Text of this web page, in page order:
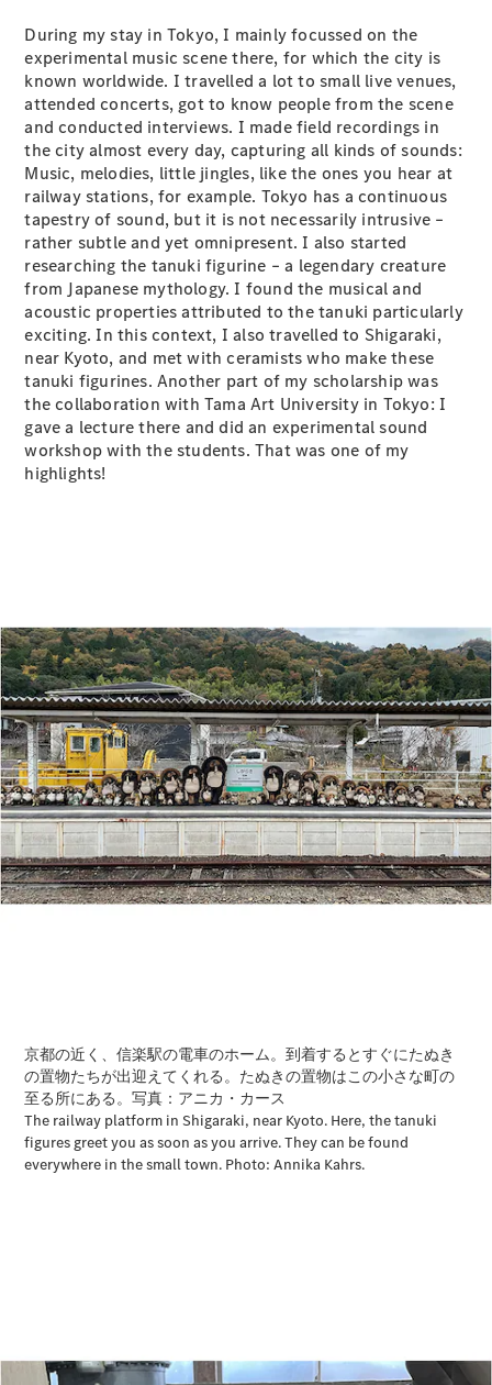
試乗リクエ
スト
オンライン
ショールー
ム
Stationwagon
All
Stationwagon
CLA
Shooting
Brake
New電気
CLA
Shooting
Brake
New
Stationwagon
E-Class All-
Terrain
試乗リクエ
スト
オンライン
ショールー
ム
Compact
B-Class
試乗リクエ
スト
オンライン
During my stay in Tokyo, I mainly focussed on the
experimental music scene there, for which the city is
known worldwide. I travelled a lot to small live venues,
attended concerts, got to know people from the scene
and conducted interviews. I made field recordings in
the city almost every day, capturing all kinds of sounds:
Music, melodies, little jingles, like the ones you hear at
railway stations, for example. Tokyo has a continuous
tapestry of sound, but it is not necessarily intrusive –
rather subtle and yet omnipresent. I also started
researching the tanuki figurine – a legendary creature
from Japanese mythology. I found the musical and
acoustic properties attributed to the tanuki particularly
exciting. In this context, I also travelled to Shigaraki,
near Kyoto, and met with ceramists who make these
tanuki figurines. Another part of my scholarship was
the collaboration with Tama Art University in Tokyo: I
gave a lecture there and did an experimental sound
workshop with the students. That was one of my
highlights!